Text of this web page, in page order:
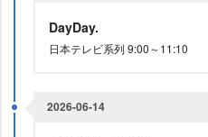
DayDay.
日本テレビ系列 9:00～11:10
2026-06-14